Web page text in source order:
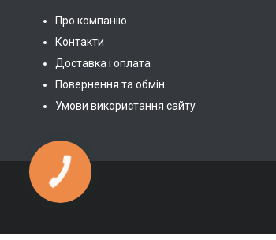
Про компанію
Контакти
Доставка і оплата
Повернення та обмін
Умови використання сайту